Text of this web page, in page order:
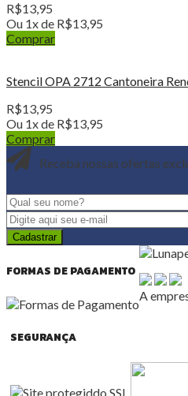
R$13,95
Ou 1x de R$13,95
Comprar
Stencil OPA 2712 Cantoneira
R$13,95
Ou 1x de R$13,95
Comprar
Receba nossas ofertas
FORMAS DE PAGAMENTO
SEGURANÇA
A